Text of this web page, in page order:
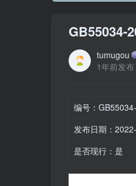
GB55034-
tumugou
1年前发布
编号：
发布日期：
是否现行：是